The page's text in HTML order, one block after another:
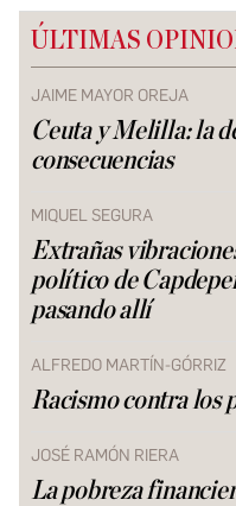
ÚLTIMAS
JAIME MAYOR OREJA
Ceuta y Melilla: la
consecuencias
MIQUEL SEGURA
Extrañas
político de
pasando allí
ALFREDO MARTÍN-GÓRRIZ
Racismo contra los
JOSÉ RAMÓN RIERA
La pobreza